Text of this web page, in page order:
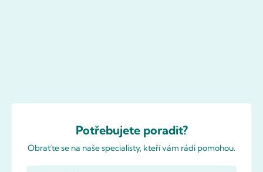
Potřebujete poradit?
Obraťte se na naše specialisty, kteří vám rádi pomohou.